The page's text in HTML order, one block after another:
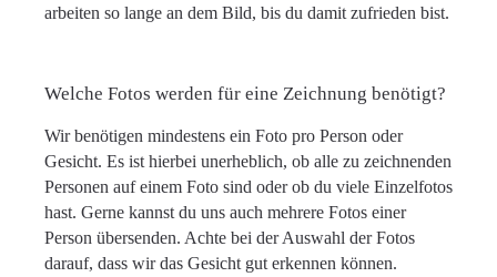
arbeiten so lange an dem Bild, bis du damit zufrieden bist.
Welche Fotos werden für eine Zeichnung benötigt?
Wir benötigen mindestens ein Foto pro Person oder
Gesicht. Es ist hierbei unerheblich, ob alle zu zeichnenden
Personen auf einem Foto sind oder ob du viele Einzelfotos
hast. Gerne kannst du uns auch mehrere Fotos einer
Person übersenden. Achte bei der Auswahl der Fotos
darauf, dass wir das Gesicht gut erkennen können.